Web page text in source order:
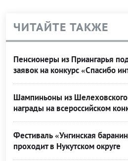
ЧИТАЙТЕ ТАКЖЕ
Пенсионеры из Приангарья
заявок на конкурс «Спасибо
Шампиньоны из
награды на всероссийском
Фестиваль «Унгинская
проходит в Нукутском округе